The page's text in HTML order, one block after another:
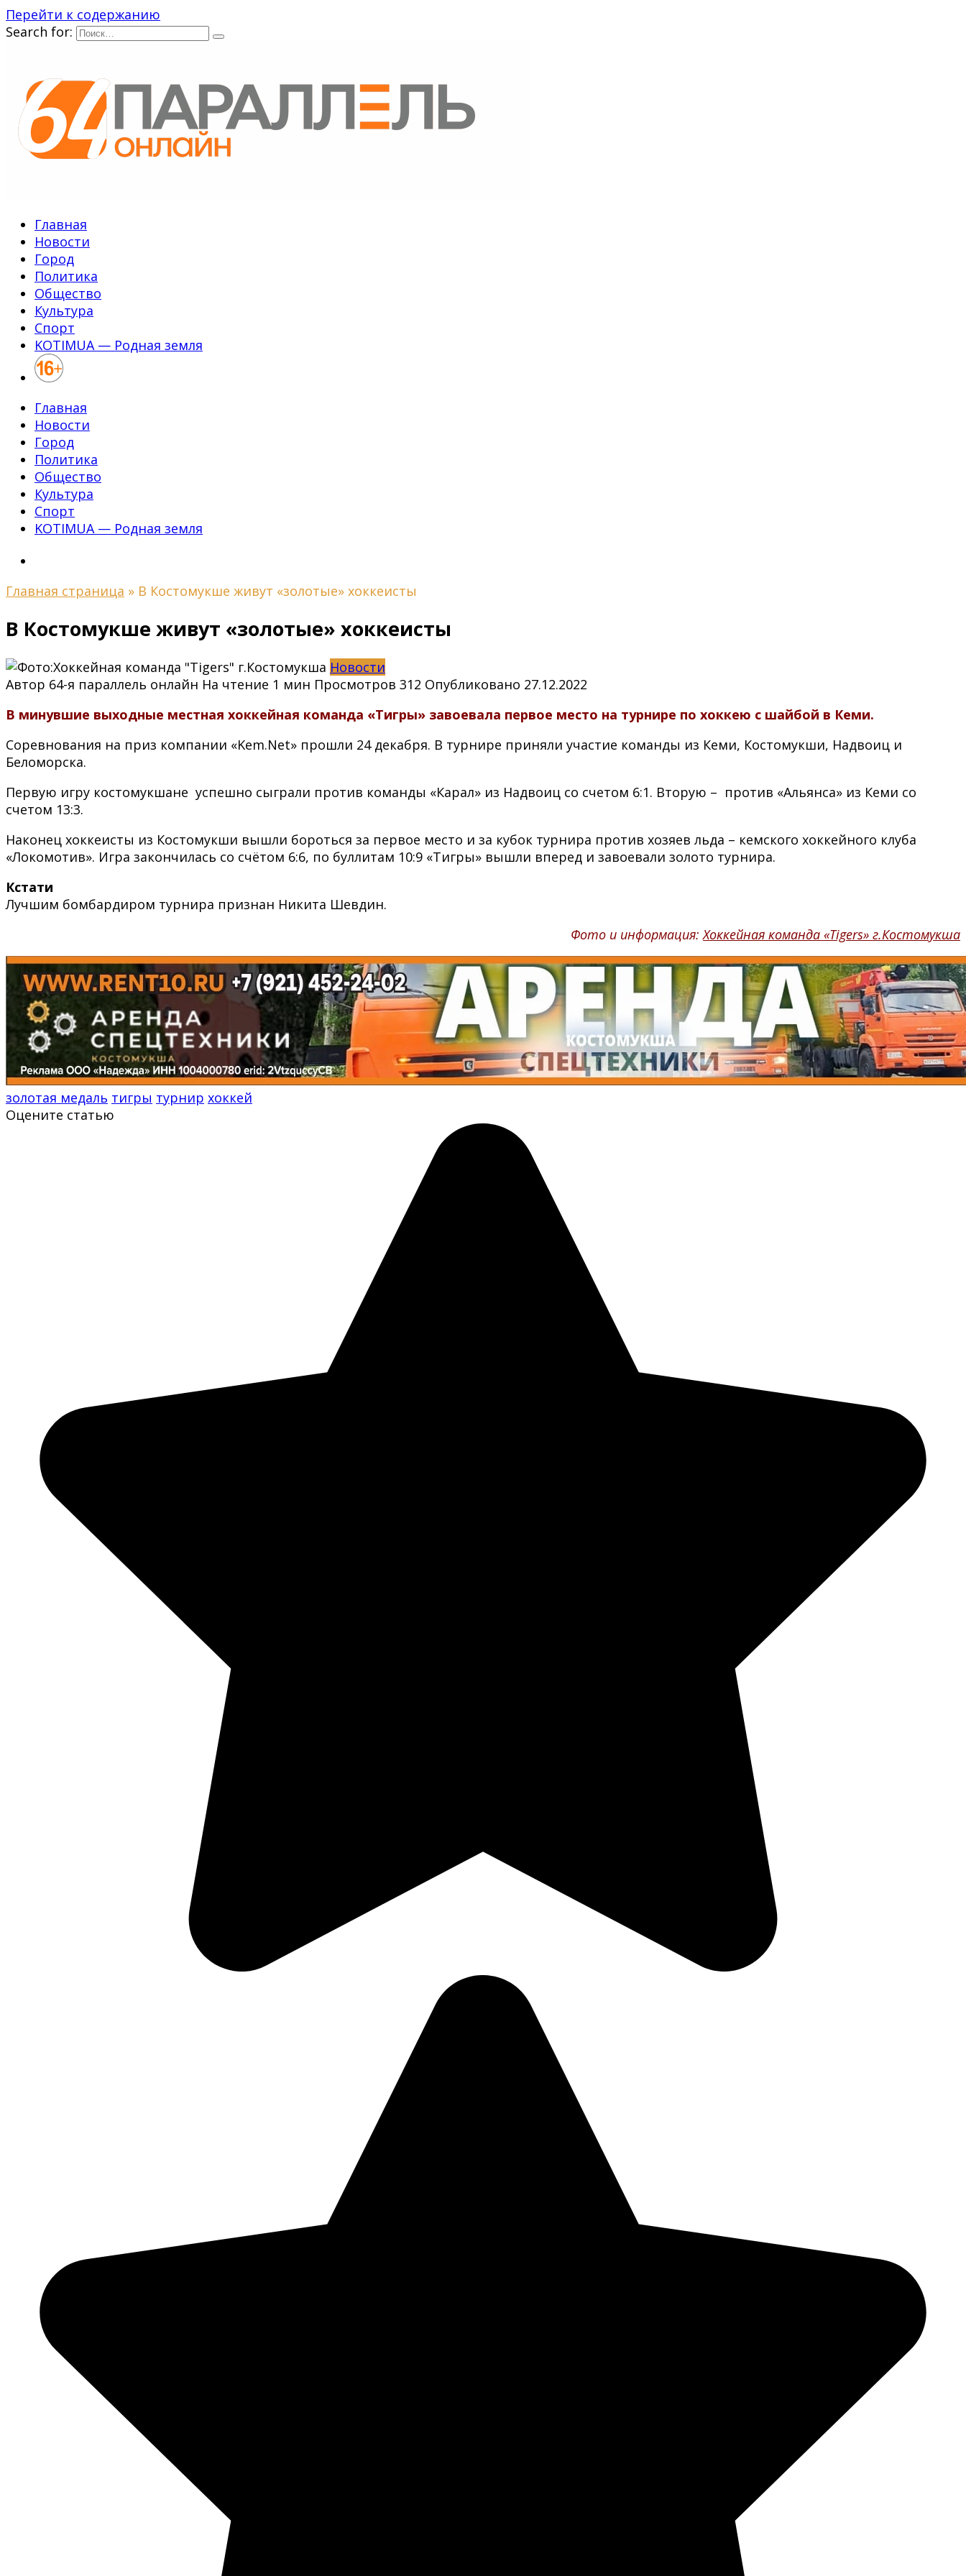
Перейти к содержанию
Search for:
Главная
Новости
Город
Политика
Общество
Культура
Спорт
KOTIMUA — Родная земля
Главная
Новости
Город
Политика
Общество
Культура
Спорт
KOTIMUA — Родная земля
Главная страница » В Костомукше живут «золотые» хоккеисты
В Костомукше живут «золотые» хоккеисты
Новости
Автор 64-я параллель онлайн На чтение 1 мин Просмотров 312 Опубликовано 27.12.2022
В минувшие выходные местная хоккейная команда «Тигры» завоевала первое место на турнире по хоккею с шайбой в Кеми.
Соревнования на приз компании «Kem.Net» прошли 24 декабря. В турнире приняли участие команды из Кеми, Костомукши, Надвоиц и
Беломорска.
Первую игру костомукшане успешно сыграли против команды «Карал» из Надвоиц со счетом 6:1. Вторую – против «Альянса» из Кеми со
счетом 13:3.
Наконец хоккеисты из Костомукши вышли бороться за первое место и за кубок турнира против хозяев льда – кемского хоккейного клуба
«Локомотив». Игра закончилась со счётом 6:6, по буллитам 10:9 «Тигры» вышли вперед и завоевали золото турнира.
Кстати
Лучшим бомбардиром турнира признан Никита Шевдин.
Фото и информация:Хоккейная команда «Tigers» г.Костомукша
золотая медаль тигры турнир хоккей
Оцените статью